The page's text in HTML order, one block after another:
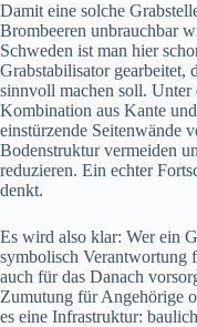
Damit eine solche
Brombeeren unbrauchbar
Schweden ist man hier
Grabstabilisator gearbeitet,
sinnvoll machen soll. Unter
Kombination aus Kante
einstürzende Seitenwände
Bodenstruktur vermeiden
reduzieren. Ein echter
denkt.
Es wird also klar: Wer ein
symbolisch Verantwortung
auch für das Danach
Zumutung für Angehörige
es eine Infrastruktur: